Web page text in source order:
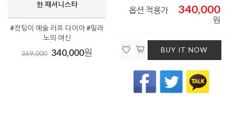
한 패셔니스타
#컷팅이 예술 러프 다이아 #밀라
노의 여신
369,000 340,000원
옵션 적용가 340,000
원
BUY IT NOW